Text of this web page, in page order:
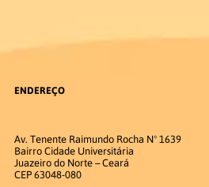
ENDEREÇO
Av. Tenente Raimundo Rocha Nº 1639
Bairro Cidade Universitária
Juazeiro do Norte – Ceará
CEP 63048-080